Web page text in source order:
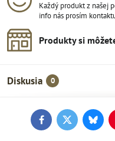
Každý produkt z našej
info nás prosím
Produkty si
Diskusia 0
FacebookTwitter